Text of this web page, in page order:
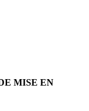
MISE EN